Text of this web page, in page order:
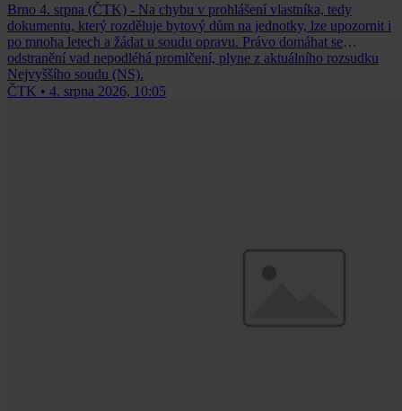
Brno 4. srpna (ČTK) - Na chybu v prohlášení vlastníka, tedy
dokumentu, který rozděluje bytový dům na jednotky, lze upozornit i
po mnoha letech a žádat u soudu opravu. Právo domáhat se
odstranění vad nepodléhá promlčení, plyne z aktuálního rozsudku
Nejvyššího soudu (NS).
ČTK • 4. srpna 2026, 10:05